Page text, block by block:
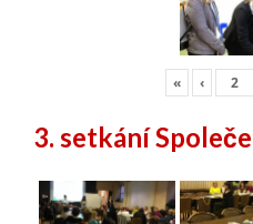
« ‹
3. setkání